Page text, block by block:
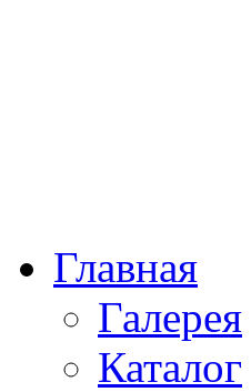
Главная
Галерея
Каталог